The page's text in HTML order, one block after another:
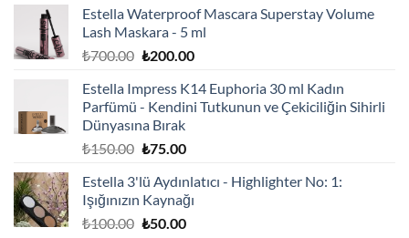
₺700.00.fiyat:
₺200.00.
Estella Waterproof Mascara Superstay Volume
Lash Maskara - 5 ml
₺700.00 Orijinal
₺700.00.
₺200.00Şu
fiyat:
₺200.00.
Estella Impress K14 Euphoria 30 ml Kadın
Parfümü - Kendini Tutkunun ve Çekiciliğin Sihirli
Dünyasına Bırak
₺150.00 Orijinal
₺150.00.
₺75.00Şu
fiyat:
₺75.00.
Estella 3'lü Aydınlatıcı - Highlighter No: 1:
Işığınızın Kaynağı
₺100.00 Orijinal
₺50.00Şu